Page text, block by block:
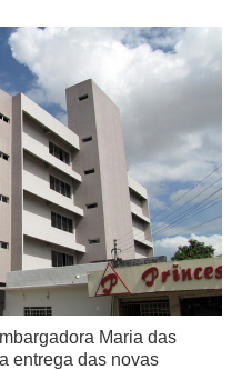
Maria das
entrega das novas